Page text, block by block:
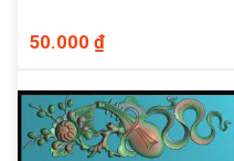
50.000 ₫